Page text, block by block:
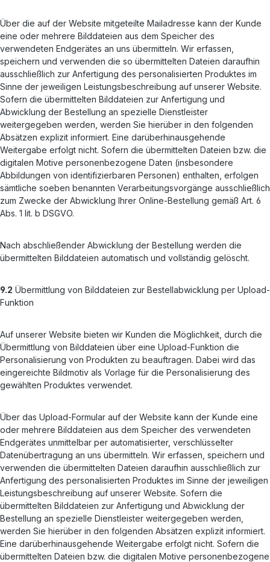
Über die auf der Website mitgeteilte Mailadresse kann der Kunde
eine oder mehrere Bilddateien aus dem Speicher des
verwendeten Endgerätes an uns übermitteln. Wir erfassen,
speichern und verwenden die so übermittelten Dateien daraufhin
ausschließlich zur Anfertigung des personalisierten Produktes im
Sinne der jeweiligen Leistungsbeschreibung auf unserer Website.
Sofern die übermittelten Bilddateien zur Anfertigung und
Abwicklung der Bestellung an spezielle Dienstleister
weitergegeben werden, werden Sie hierüber in den folgenden
Absätzen explizit informiert. Eine darüberhinausgehende
Weitergabe erfolgt nicht. Sofern die übermittelten Dateien bzw. die
digitalen Motive personenbezogene Daten (insbesondere
Abbildungen von identifizierbaren Personen) enthalten, erfolgen
sämtliche soeben benannten Verarbeitungsvorgänge ausschließlich
zum Zwecke der Abwicklung Ihrer Online-Bestellung gemäß Art. 6
Abs. 1 lit. b DSGVO.
Nach abschließender Abwicklung der Bestellung werden die
übermittelten Bilddateien automatisch und vollständig gelöscht.
9.2 Übermittlung von Bilddateien zur Bestellabwicklung per Upload-
Funktion
Auf unserer Website bieten wir Kunden die Möglichkeit, durch die
Übermittlung von Bilddateien über eine Upload-Funktion die
Personalisierung von Produkten zu beauftragen. Dabei wird das
eingereichte Bildmotiv als Vorlage für die Personalisierung des
gewählten Produktes verwendet.
Über das Upload-Formular auf der Website kann der Kunde eine
oder mehrere Bilddateien aus dem Speicher des verwendeten
Endgerätes unmittelbar per automatisierter, verschlüsselter
Datenübertragung an uns übermitteln. Wir erfassen, speichern und
verwenden die übermittelten Dateien daraufhin ausschließlich zur
Anfertigung des personalisierten Produktes im Sinne der jeweiligen
Leistungsbeschreibung auf unserer Website. Sofern die
übermittelten Bilddateien zur Anfertigung und Abwicklung der
Bestellung an spezielle Dienstleister weitergegeben werden,
werden Sie hierüber in den folgenden Absätzen explizit informiert.
Eine darüberhinausgehende Weitergabe erfolgt nicht. Sofern die
übermittelten Dateien bzw. die digitalen Motive personenbezogene